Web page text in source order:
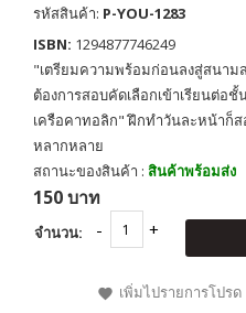
รหัสสินค้า: P-YOU-1283
ISBN: 1294877746249
"เตรียมความพร้อมก่อนลงสู่สนาม
ต้องการสอบคัดเลือกเข้าเรียนต่อชั้
เครือคาทอลิก" ฝึกทำวันละหน้าก็
หลากหลาย
สถานะของสินค้า : สินค้าพร้อมส่ง
150 บาท
จำนวน:
เพิ่มไปรายการโปรด